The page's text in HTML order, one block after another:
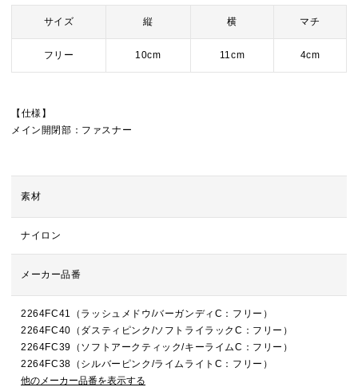
サイズ 縦 横 マチ
フリー 10cm 11cm 4cm
【仕様】
メイン開閉部：ファスナー
素材
ナイロン
メーカー品番
2264FC41（ラッシュメドウ/バーガンディC：フリー）
2264FC40（ダスティピンク/ソフトライラックC：フリー）
2264FC39（ソフトアークティック/キーライムC：フリー）
2264FC38（シルバーピンク/ライムライトC：フリー）
他のメーカー品番を表示する